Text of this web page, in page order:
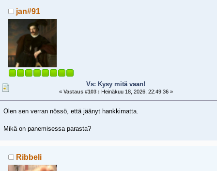
jan#91
Vs: Kysy mitä vaan!
« Vastaus #103 : Heinäkuu 18, 2026, 22:49:36 »
Olen sen verran nössö, että jäänyt hankkimatta.
Mikä on panemisessa parasta?
Ribbeli